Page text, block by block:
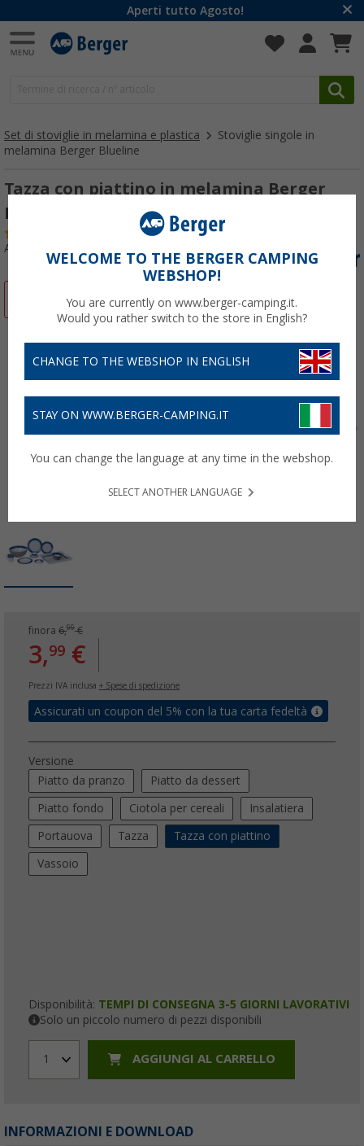
Aperti tutto Agosto!
Set di stoviglie in melamina e plastica
Stoviglie singole in
melamina Berger Blueline
Tazza con piattino in melamina Berger
Blueline
100)
Articolo n: 448480
finora 6,99€
3,99 €
Prezzi IVA inclusa + Spese di spedizione
Assicurati un coupon del 5% con la tua carta fedeltà
Versione
Piatto da pranzo
Piatto da dessert
Piatto fondo Ciotola per cereali Insalatiera
Portauova Tazza Tazza con piattino
Vassoio
Disponibilità: TEMPI DI CONSEGNA 3-5 GIORNI LAVORATIVI
Solo un piccolo numero di pezzi disponibili
1 AGGIUNGI AL CARRELLO
INFORMAZIONI E DOWNLOAD
WELCOME TO THE BERGER CAMPING
WEBSHOP!
You are currently on www.berger-camping.it.
Would you rather switch to the store in English?
CHANGE TO THE WEBSHOP IN ENGLISH
STAY ON WWW.BERGER-CAMPING.IT
You can change the language at any time in the webshop.
SELECT ANOTHER LANGUAGE